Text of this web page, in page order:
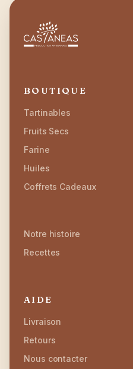
BOUTIQUE
Tartinables
Fruits Secs
Farine
Huiles
Coffrets Cadeaux
Notre histoire
Recettes
AIDE
Livraison
Retours
Nous contacter